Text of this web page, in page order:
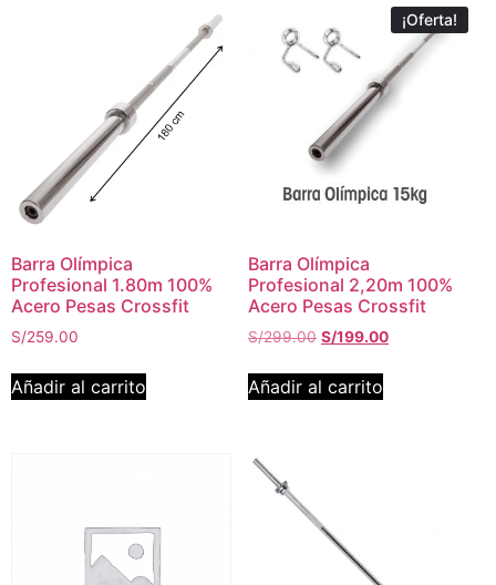
Barra Olímpica
Profesional 1.80m 100%
Acero Pesas Crossfit
S/259.00
Añadir al carrito
¡Oferta!
Barra Olímpica
Profesional 2,20m 100%
Acero Pesas Crossfit
S/299.00 S/199.00
Añadir al carrito